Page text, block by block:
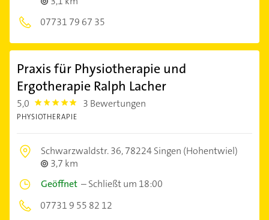
07731 79 67 35
Praxis für Physiotherapie und
Ergotherapie Ralph Lacher
5,0 5.0 3 Bewertungen
PHYSIOTHERAPIE
Schwarzwaldstr. 36,78224 Singen (Hohentwiel)
3,7 km
Geöffnet –Schließt um 18:00
07731 9 55 82 12